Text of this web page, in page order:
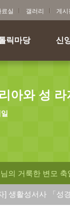
료실 갤러리 게시
릭마당 신
아와 성 라
의 거룩한 변모 축
] 생활성서사 「성